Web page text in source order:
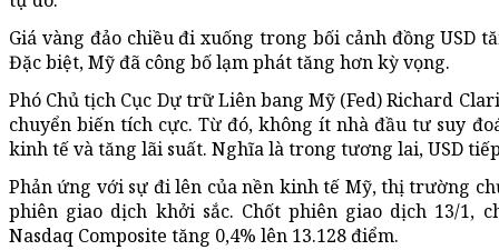
Giá vàng đảo chiều đi xuống trong bối cảnh đồng USD
Đặc biệt, Mỹ đã công bố lạm phát tăng hơn kỳ vọng.
Phó Chủ tịch Cục Dự trữ Liên bang Mỹ (Fed) Richard
chuyển biến tích cực. Từ đó, không ít nhà đầu tư suy
kinh tế và tăng lãi suất. Nghĩa là trong tương lai, USD
Phản ứng với sự đi lên của nền kinh tế Mỹ, thị trường
phiên giao dịch khởi sắc. Chốt phiên giao dịch 13/1,
Nasdaq Composite tăng 0,4% lên 13.128 điểm.